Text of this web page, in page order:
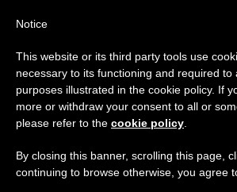
GIORNO
Dicembre
ULTIME NOTIZIE
Notice
This website or its third party tools use
necessary to its functioning and required to
purposes illustrated in the cookie policy. If
more or withdraw your consent to all or
please refer to the cookie policy
By closing this banner, scrolling this page,
continuing to browse otherwise, you agree